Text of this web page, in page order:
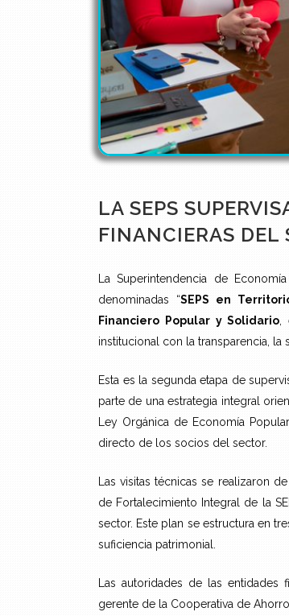
LA SEPS
FINANCIERAS DEL
La Superintendencia de
denominadas “SEPS en
Financiero Popular y Solidario
institucional con la transparencia,
Esta es la segunda etapa de
parte de una estrategia integral
Ley Orgánica de Economía
directo de los socios del sector.
Las visitas técnicas se realizaron
de Fortalecimiento Integral de la
sector. Este plan se estructura en
suficiencia patrimonial.
Las autoridades de las entidades
gerente de la Cooperativa de